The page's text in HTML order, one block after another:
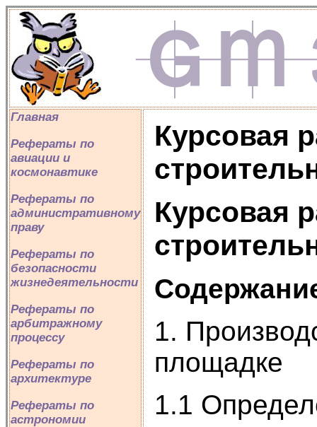
Главная
Рефераты по
авиации и
космонавтике
Рефераты по
административному
праву
Рефераты по
безопасности
жизнедеятельности
Рефераты по
арбитражному
процессу
Рефераты по
архитектуре
Рефераты по
астрономии
Курсовая
Курсовая
1.
площадке
1.1